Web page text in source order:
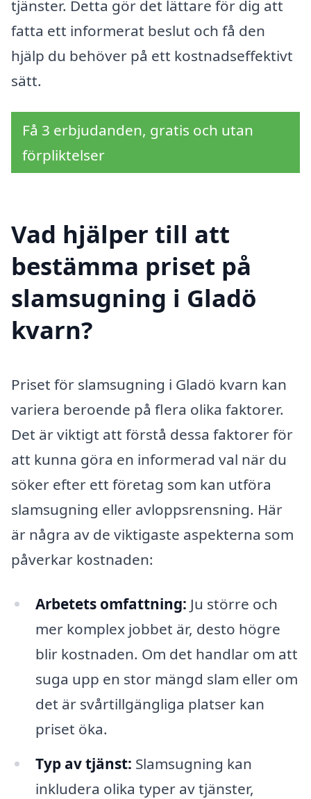
tjänster. Detta gör det lättare för dig att
fatta ett informerat beslut och få den
hjälp du behöver på ett kostnadseffektivt
sätt.
Få 3 erbjudanden, gratis och utan
förpliktelser
Vad hjälper till att
bestämma priset på
slamsugning i Gladö
kvarn?
Priset för slamsugning i Gladö kvarn kan
variera beroende på flera olika faktorer.
Det är viktigt att förstå dessa faktorer för
att kunna göra en informerad val när du
söker efter ett företag som kan utföra
slamsugning eller avloppsrensning. Här
är några av de viktigaste aspekterna som
påverkar kostnaden:
Arbetets omfattning: Ju större och
mer komplex jobbet är, desto högre
blir kostnaden. Om det handlar om att
suga upp en stor mängd slam eller om
det är svårtillgängliga platser kan
priset öka.
Typ av tjänst: Slamsugning kan
inkludera olika typer av tjänster,